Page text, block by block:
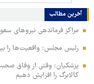
آخرین مطالب
مراکز فرماندهی نیروهای
رئیس مجلس: واقعیت‌ها را
پزشکیان: وقتی از وفاق
کالابرگ را افزایش دهیم